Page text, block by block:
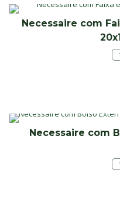
Necessaire com
Necessaire com